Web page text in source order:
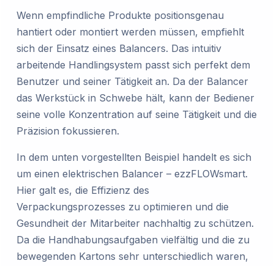
Wenn empfindliche Produkte positionsgenau
hantiert oder montiert werden müssen, empfiehlt
sich der Einsatz eines Balancers. Das intuitiv
arbeitende Handlingsystem passt sich perfekt dem
Benutzer und seiner Tätigkeit an. Da der Balancer
das Werkstück in Schwebe hält, kann der Bediener
seine volle Konzentration auf seine Tätigkeit und die
Präzision fokussieren.
In dem unten vorgestellten Beispiel handelt es sich
um einen elektrischen Balancer – ezzFLOWsmart.
Hier galt es, die Effizienz des
Verpackungsprozesses zu optimieren und die
Gesundheit der Mitarbeiter nachhaltig zu schützen.
Da die Handhabungsaufgaben vielfältig und die zu
bewegenden Kartons sehr unterschiedlich waren,